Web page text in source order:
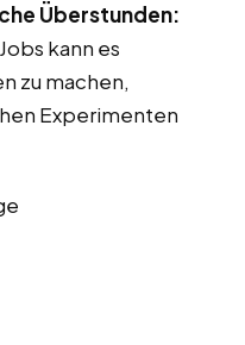
Überstunden:
kann es
zu machen,
Experimenten